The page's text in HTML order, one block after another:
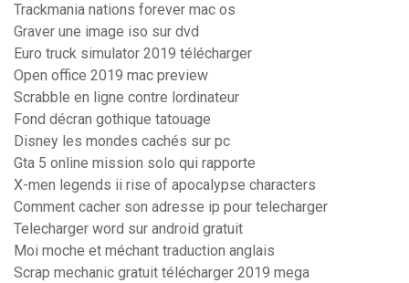
Trackmania nations forever mac os
Graver une image iso sur dvd
Euro truck simulator 2019 télécharger
Open office 2019 mac preview
Scrabble en ligne contre lordinateur
Fond décran gothique tatouage
Disney les mondes cachés sur pc
Gta 5 online mission solo qui rapporte
X-men legends ii rise of apocalypse characters
Comment cacher son adresse ip pour telecharger
Telecharger word sur android gratuit
Moi moche et méchant traduction anglais
Scrap mechanic gratuit télécharger 2019 mega